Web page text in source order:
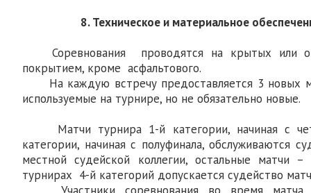
8. Техническое и материальное
Соревнования проводятся на крытых или
покрытием, кроме асфальтового.
На каждую встречу предоставляется 3 новых
используемые на турнире, но не обязательно новые.
Матчи турнира 1-й категории, начиная с
категории, начиная с полуфинала, обслуживаются
местной судейской коллегии, остальные матчи –
турнирах 4-й категорий допускается судейство